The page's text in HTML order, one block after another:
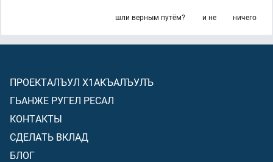
ничего
и не
шли верным путём?
ПРОЕКТАЛЪУЛ Х1АКЪАЛЪУЛЪ
ГЬАНЖЕ РУГЕЛ РЕСАЛ
КОНТАКТЫ
СДЕЛАТЬ ВКЛАД
БЛОГ